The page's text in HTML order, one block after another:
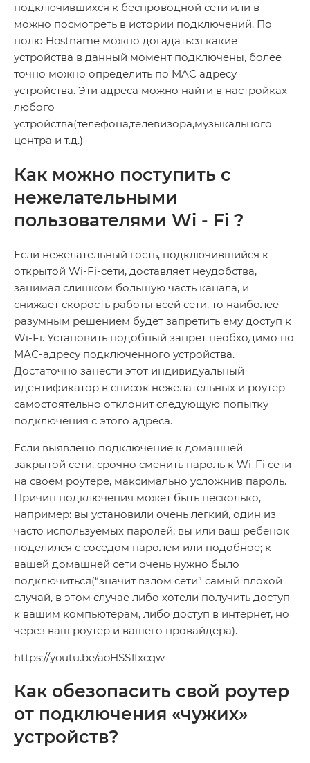
подключившихся к беспроводной сети или в
можно посмотреть в истории подключений. По
полю Hostname можно догадаться какие
устройства в данный момент подключены, более
точно можно определить по MAC адресу
устройства. Эти адреса можно найти в настройках
любого
устройства(телефона,телевизора,музыкального
центра и т.д.)
Как можно поступить с
нежелательными
пользователями Wi - Fi ?
Если нежелательный гость, подключившийся к
открытой Wi-Fi-сети, доставляет неудобства,
занимая слишком большую часть канала, и
снижает скорость работы всей сети, то наиболее
разумным решением будет запретить ему доступ к
Wi-Fi. Установить подобный запрет необходимо по
МАС-адресу подключенного устройства.
Достаточно занести этот индивидуальный
идентификатор в список нежелательных и роутер
самостоятельно отклонит следующую попытку
подключения с этого адреса.
Если выявлено подключение к домашней
закрытой сети, срочно сменить пароль к Wi-Fi сети
на своем роутере, максимально усложнив пароль.
Причин подключения может быть несколько,
например: вы установили очень легкий, один из
часто используемых паролей; вы или ваш ребенок
поделился с соседом паролем или подобное; к
вашей домашней сети очень нужно было
подключиться(“значит взлом сети” самый плохой
случай, в этом случае либо хотели получить доступ
к вашим компьютерам, либо доступ в интернет, но
через ваш роутер и вашего провайдера).
https://youtu.be/aoHSS1fxcqw
Как обезопасить свой роутер
от подключения «чужих»
устройств?